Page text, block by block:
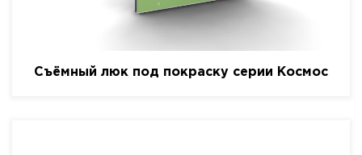
Съёмный люк под покраску серии Космос